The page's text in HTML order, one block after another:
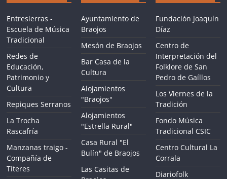
Entresierras -
Escuela de Música
Tradicional
Redes de
Educación,
Patrimonio y
Cultura
Repiques Serranos
La Trocha
Rascafría
Manzanas traigo -
Compañía de
Títeres
Ayuntamiento de
Braojos
Mesón de Braojos
Bar Casa de la
Cultura
Alojamientos
"Braojos"
Alojamientos
"Estrella Rural"
Casa Rural "El
Bulín" de Braojos
Las Casitas de
Fundación Joaquín
Díaz
Centro de
Interpretación del
Folklore de San
Pedro de Gaíllos
Los Viernes de la
Tradición
Fondo Música
Tradicional CSIC
Centro Cultural La
Corrala
Diariofolk